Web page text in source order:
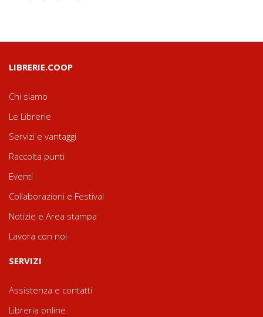
LIBRERIE.COOP
Chi siamo
Le Librerie
Servizi e vantaggi
Raccolta punti
Eventi
Collaborazioni e Festival
Notizie e Area stampa
Lavora con noi
SERVIZI
Assistenza e contatti
Libreria online